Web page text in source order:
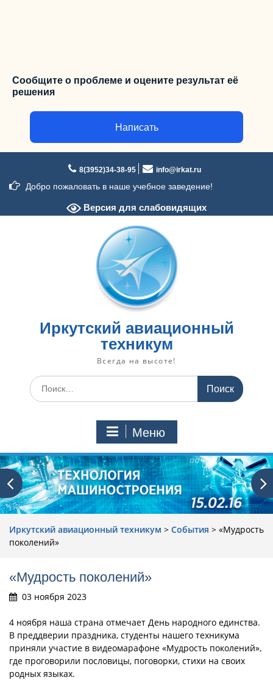
Сообщите о проблеме и оцените результат её
решения
Написать
содержимому
8(3952)34-38-95 info@irkat.ru
Добро пожаловать в наше учебное заведение!
Версия для слабовидящих
Иркутский авиационный
техникум
Всегда на высоте!
Искать:
Меню
Иркутский авиационный техникум > События > «Мудрость
поколений»
«Мудрость поколений»
03 ноября 2023
4 ноября наша страна отмечает День народного единства.
В преддверии праздника, студенты нашего техникума
приняли участие в видеомарафоне «Мудрость поколений»,
где проговорили пословицы, поговорки, стихи на своих
родных языках.